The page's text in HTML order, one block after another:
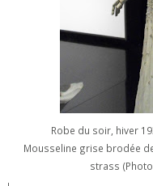
Robe du soir, hiver
Mousseline grise brodée
strass (Photo